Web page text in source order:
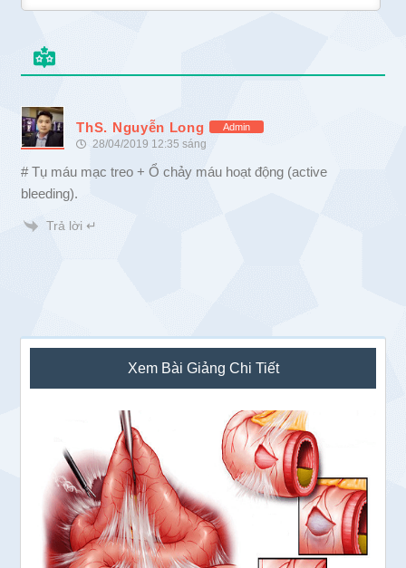
ThS. Nguyễn Long Admin
28/04/2019 12:35 sáng
# Tụ máu mạc treo + Ổ chảy máu hoạt động (active
bleeding).
Trả lời ↵
Sidebar
chính
Xem Bài Giảng Chi Tiết